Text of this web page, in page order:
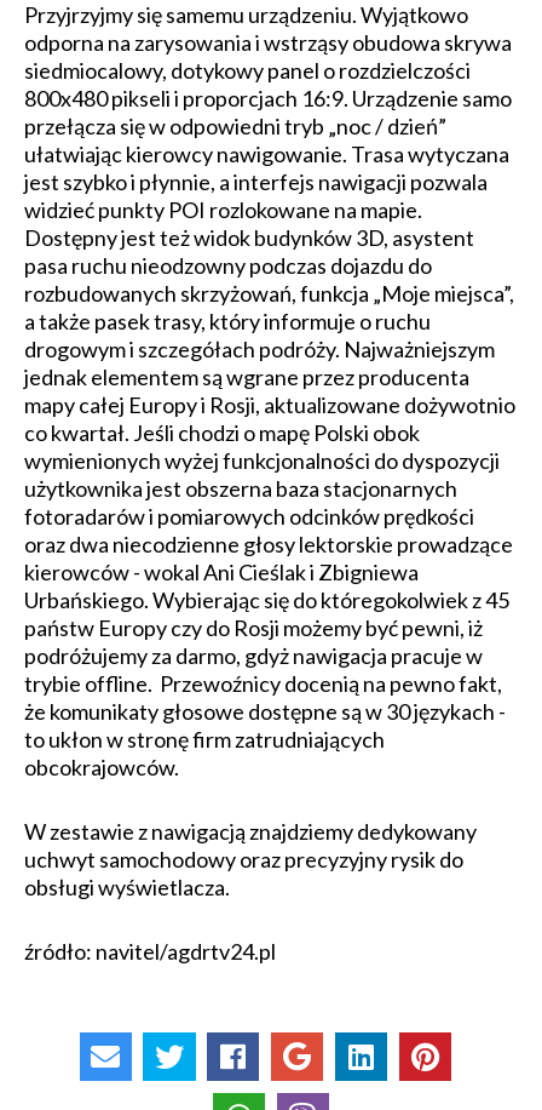
Przyjrzyjmy się samemu urządzeniu. Wyjątkowo
odporna na zarysowania i wstrząsy obudowa skrywa
siedmiocalowy, dotykowy panel o rozdzielczości
800x480 pikseli i proporcjach 16:9. Urządzenie samo
przełącza się w odpowiedni tryb „noc / dzień”
ułatwiając kierowcy nawigowanie. Trasa wytyczana
jest szybko i płynnie, a interfejs nawigacji pozwala
widzieć punkty POI rozlokowane na mapie.
Dostępny jest też widok budynków 3D, asystent
pasa ruchu nieodzowny podczas dojazdu do
rozbudowanych skrzyżowań, funkcja „Moje miejsca”,
a także pasek trasy, który informuje o ruchu
drogowym i szczegółach podróży. Najważniejszym
jednak elementem są wgrane przez producenta
mapy całej Europy i Rosji, aktualizowane dożywotnio
co kwartał. Jeśli chodzi o mapę Polski obok
wymienionych wyżej funkcjonalności do dyspozycji
użytkownika jest obszerna baza stacjonarnych
fotoradarów i pomiarowych odcinków prędkości
oraz dwa niecodzienne głosy lektorskie prowadzące
kierowców - wokal Ani Cieślak i Zbigniewa
Urbańskiego. Wybierając się do któregokolwiek z 45
państw Europy czy do Rosji możemy być pewni, iż
podróżujemy za darmo, gdyż nawigacja pracuje w
trybie offline. Przewoźnicy docenią na pewno fakt,
że komunikaty głosowe dostępne są w 30 językach -
to ukłon w stronę firm zatrudniających
obcokrajowców.
W zestawie z nawigacją znajdziemy dedykowany
uchwyt samochodowy oraz precyzyjny rysik do
obsługi wyświetlacza.
źródło: navitel/agdrtv24.pl